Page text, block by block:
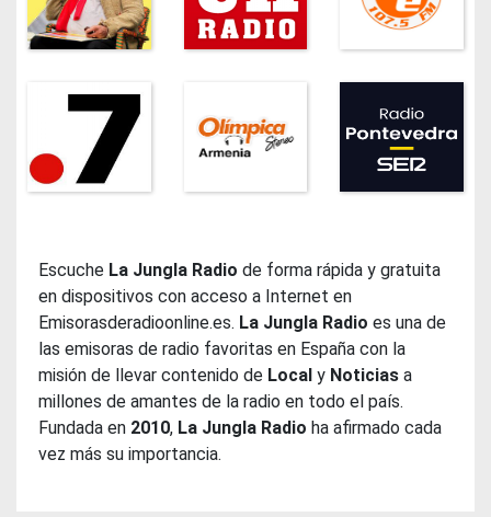
Escuche La Jungla Radio de forma rápida y gratuita
en dispositivos con acceso a Internet en
Emisorasderadioonline.es. La Jungla Radio es una de
las emisoras de radio favoritas en España con la
misión de llevar contenido de Local y Noticias a
millones de amantes de la radio en todo el país.
Fundada en 2010, La Jungla Radio ha afirmado cada
vez más su importancia.